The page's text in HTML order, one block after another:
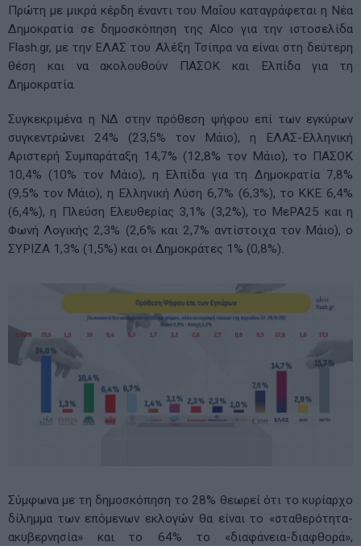
Πρώτη με μικρά κέρδη έναντι του Μαΐου καταγράφεται η Νέα
Δημοκρατία σε δημοσκόπηση της Alco για την ιστοσελίδα
Flash.gr, με την ΕΛΑΣ του Αλέξη Τσίπρα να είναι στη δεύτερη
θέση και να ακολουθούν ΠΑΣΟΚ και Ελπίδα για τη
Δημοκρατία.
Συγκεκριμένα η ΝΔ στην πρόθεση ψήφου επί των εγκύρων
συγκεντρώνει 24% (23,5% τον Μάιο), η ΕΛΑΣ-Ελληνική
Αριστερή Συμπαράταξη 14,7% (12,8% τον Μάιο), το ΠΑΣΟΚ
10,4% (10% τον Μάιο), η Ελπίδα για τη Δημοκρατία 7,8%
(9,5% τον Μάιο), η Ελληνική Λύση 6,7% (6,3%), το ΚΚΕ 6,4%
(6,4%), η Πλεύση Ελευθερίας 3,1% (3,2%), το ΜεΡΑ25 και η
Φωνή Λογικής 2,3% (2,6% και 2,7% αντίστοιχα τον Μάιο), ο
ΣΥΡΙΖΑ 1,3% (1,5%) και οι Δημοκράτες 1% (0,8%).
Σύμφωνα με τη δημοσκόπηση το 28% θεωρεί ότι το κυρίαρχο
δίλημμα των επόμενων εκλογών θα είναι το «σταθερότητα-
ακυβερνησία» και το 64% το «διαφάνεια-διαφθορά»,